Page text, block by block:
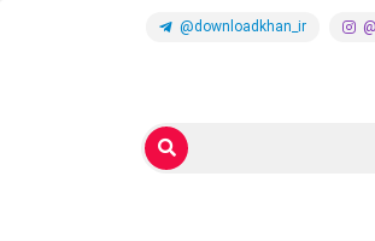
@downloadkhan_ir